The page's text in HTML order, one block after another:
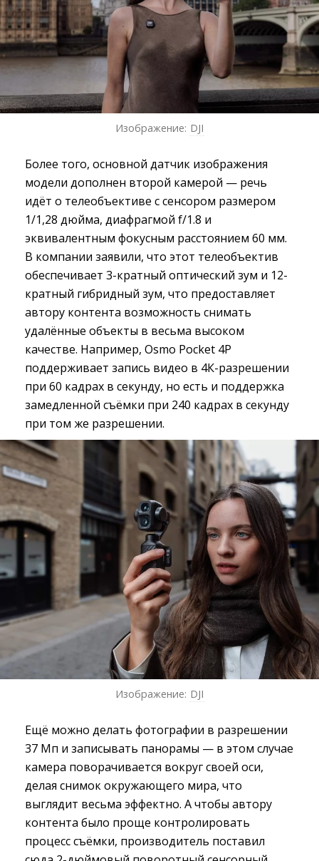
Изображение: DJI
Более того, основной датчик изображения
модели дополнен второй камерой — речь
идёт о телеобъективе с сенсором размером
1/1,28 дюйма, диафрагмой f/1.8 и
эквивалентным фокусным расстоянием 60 мм.
В компании заявили, что этот телеобъектив
обеспечивает 3-кратный оптический зум и 12-
кратный гибридный зум, что предоставляет
автору контента возможность снимать
удалённые объекты в весьма высоком
качестве. Например, Osmo Pocket 4P
поддерживает запись видео в 4К-разрешении
при 60 кадрах в секунду, но есть и поддержка
замедленной съёмки при 240 кадрах в секунду
при том же разрешении.
Изображение: DJI
Ещё можно делать фотографии в разрешении
37 Мп и записывать панорамы — в этом случае
камера поворачивается вокруг своей оси,
делая снимок окружающего мира, что
выглядит весьма эффектно. А чтобы автору
контента было проще контролировать
процесс съёмки, производитель поставил